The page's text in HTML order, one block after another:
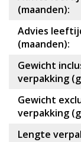
(maanden):
Advies
(maanden):
Gewicht
verpakking
Gewicht
verpakking
Lengte